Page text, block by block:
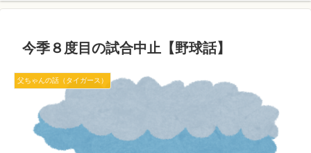
今季８度目の試合中止【野球話】
父ちゃんの話（タイガース）